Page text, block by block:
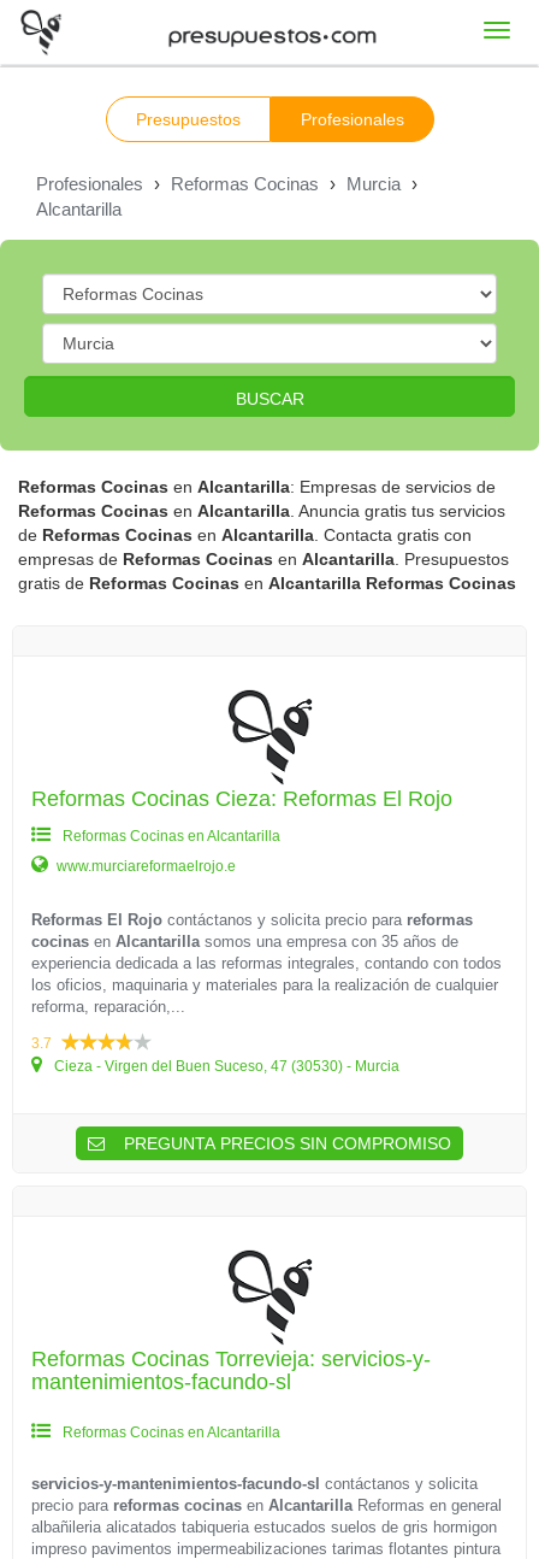
Presupuestos Profesionales
Profesionales › Reformas Cocinas › Murcia ›
Alcantarilla
BUSCAR
Reformas Cocinas en Alcantarilla: Empresas de servicios de
Reformas Cocinas en Alcantarilla . Anuncia gratis tus servicios
de Reformas Cocinas en Alcantarilla . Contacta gratis con
empresas de Reformas Cocinas en Alcantarilla . Presupuestos
gratis de Reformas Cocinas en Alcantarilla Reformas Cocinas
Reformas Cocinas Cieza: Reformas El Rojo
Reformas Cocinas en Alcantarilla
www.murciareformaelrojo.e
Reformas El Rojo contáctanos y solicita precio para reformas
cocinas en Alcantarillasomos una empresa con 35 años de
experiencia dedicada a las reformas integrales, contando con todos
los oficios, maquinaria y materiales para la realización de cualquier
reforma, reparación,...
3.7
Cieza - Virgen del Buen Suceso, 47 (30530) - Murcia
PREGUNTA PRECIOS SIN COMPROMISO
Reformas Cocinas Torrevieja: servicios-y-
mantenimientos-facundo-sl
Reformas Cocinas en Alcantarilla
servicios-y-mantenimientos-facundo-sl contáctanos y solicita
precio para reformas cocinas en AlcantarillaReformas en general
albañileria alicatados tabiqueria estucados suelos de gris hormigon
impreso pavimentos impermeabilizaciones tarimas flotantes pintura